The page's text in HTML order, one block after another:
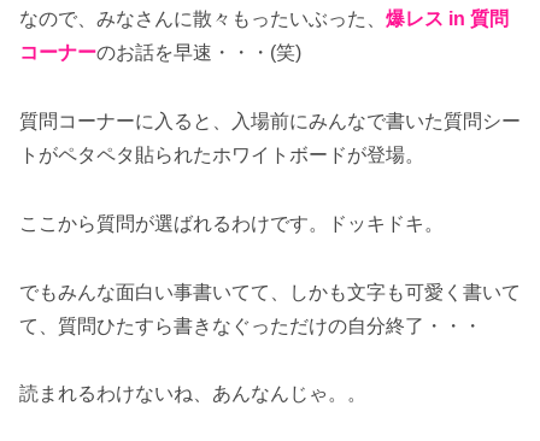
なので、みなさんに散々もったいぶった、 爆レス in 質問
コーナーのお話を早速・・・(笑)
質問コーナーに入ると、入場前にみんなで書いた質問シー
トがペタペタ貼られたホワイトボードが登場。
ここから質問が選ばれるわけです。ドッキドキ。
でもみんな面白い事書いてて、しかも文字も可愛く書いて
て、質問ひたすら書きなぐっただけの自分終了・・・
読まれるわけないね、あんなんじゃ。。